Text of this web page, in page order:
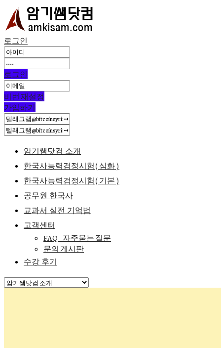
로그인
로그인
비번 재설정
가입하기
암기쌤닷컴 소개
한국사능력검정시험(심화)
한국사능력검정시험(기본)
공무원 한국사
교과서 실전 기억법
고객센터
FAQ – 자주묻는 질문
문의 게시판
수강 후기